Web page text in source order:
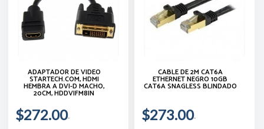
ADAPTADOR DE VIDEO
STARTECH.COM, HDMI
HEMBRA A DVI-D MACHO,
20CM, HDDVIFM8IN
$272.00
CABLE DE 2M CAT6A
ETHERNET NEGRO 10GB
CAT6A SNAGLESS BLINDADO
$273.00